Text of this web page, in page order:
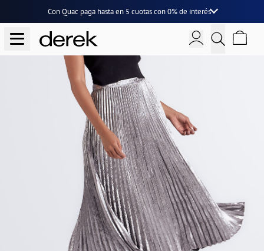
Con Quac paga hasta en 5 cuotascon0% de interés